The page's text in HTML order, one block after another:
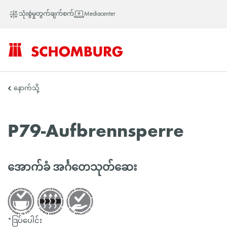
သုံးစွဲမှုတွက်ချက်စက် Mediacenter
SCHOMBURG
တိုက်
နောက်သို့
P79-Aufbrennsperre
အောက်ခံ အင်္ဂတေသုတ်ဆေး
*ဒြပ်ပေါင်း